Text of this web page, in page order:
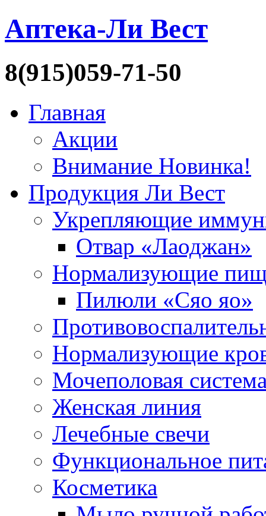
Аптека-Ли Вест
8(915)059-71-50
Главная
Акции
Внимание Новинка!
Продукция Ли Вест
Укрепляющие
Отвар «Лаоджан»
Нормализующие
Пилюли «Сяо яо»
Нормализующие
Мочеполовая
Женская линия
Лечебные свечи
Функциональное
Косметика